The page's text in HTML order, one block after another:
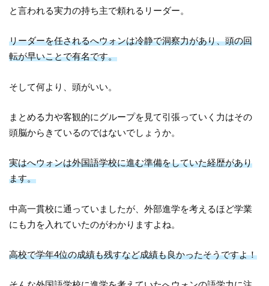
と言われる実力の持ち主で頼れるリーダー。
リーダーを任されるへウォンは冷静で洞察力があり、頭の回
転が早いことで有名です。
そして何より、頭がいい。
まとめる力や客観的にグループを見て引張っていく力はその
頭脳からきているのではないでしょうか。
実はへウォンは外国語学校に進む準備をしていた経歴があり
ます。
中高一貫校に通っていましたが、外部進学を考えるほど学業
にも力を入れていたのがわかりますよね。
高校で学年4位の成績も残すなど成績も良かったそうですよ！